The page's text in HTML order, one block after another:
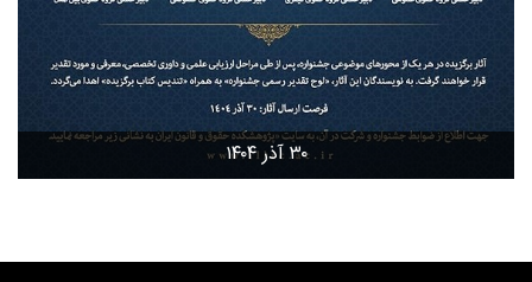
۳۰ آذر ۱۴۰۴